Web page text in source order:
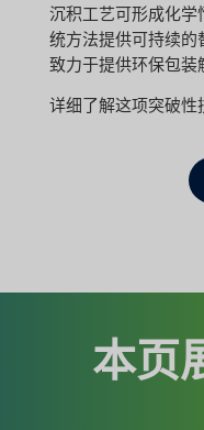
沉积工艺可形成化学
统方法提供可持续的
致力于提供环保包装
详细了解这项突破性
本页